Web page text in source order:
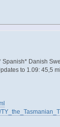
Spanish* Danish
to 1.09: 45,5